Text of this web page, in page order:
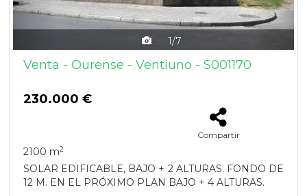
1/7
Venta - Ourense - Ventiuno - S001170
230.000 €
Compartir
2100 m2
SOLAR EDIFICABLE, BAJO + 2 ALTURAS. FONDO DE
12 M. EN EL PRÓXIMO PLAN BAJO + 4 ALTURAS.